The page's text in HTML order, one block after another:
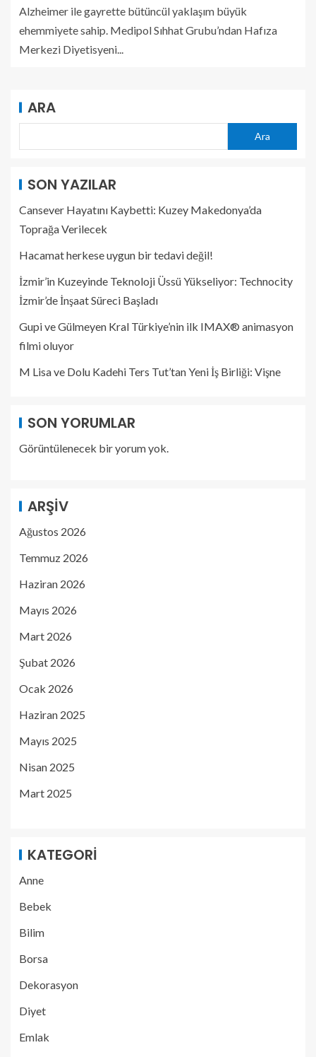
Alzheimer ile gayrette bütüncül yaklaşım büyük
ehemmiyete sahip. Medipol Sıhhat Grubu’ndan Hafıza
Merkezi Diyetisyeni...
ARA
Ara
SON YAZILAR
Cansever Hayatını Kaybetti: Kuzey Makedonya’da
Toprağa Verilecek
Hacamat herkese uygun bir tedavi değil!
İzmir’in Kuzeyinde Teknoloji Üssü Yükseliyor: Technocity
İzmir’de İnşaat Süreci Başladı
Gupi ve Gülmeyen Kral Türkiye’nin ilk IMAX® animasyon
filmi oluyor
M Lisa ve Dolu Kadehi Ters Tut’tan Yeni İş Birliği: Vişne
SON YORUMLAR
Görüntülenecek bir yorum yok.
ARŞIV
Ağustos 2026
Temmuz 2026
Haziran 2026
Mayıs 2026
Mart 2026
Şubat 2026
Ocak 2026
Haziran 2025
Mayıs 2025
Nisan 2025
Mart 2025
KATEGORI
Anne
Bebek
Bilim
Borsa
Dekorasyon
Diyet
Emlak